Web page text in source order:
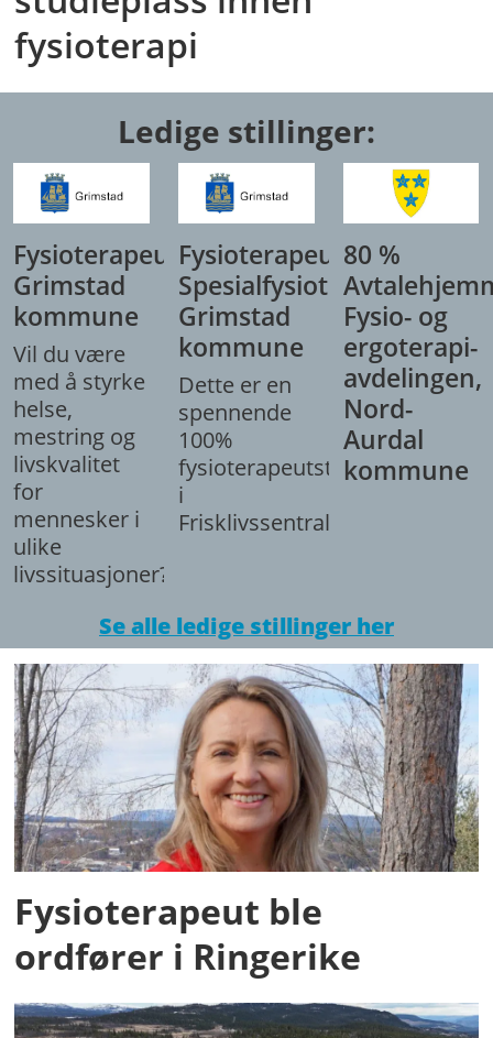
fysioterapi
Ledige stillinger:
Fysioterapeut,
Grimstad
kommune
Vil du være
med å styrke
helse,
mestring og
livskvalitet
for
mennesker i
ulike
livssituasjoner?
Fysioterapeut/
Spesialfysioterapeut,
Grimstad
kommune
Dette er en
spennende
100%
fysioterapeutstilling
i
Frisklivssentralen.
80 %
Fysio- og
ergoterapi-
avdelingen,
Nord-
Aurdal
kommune
Se alle ledige stillinger her
Fysioterapeut ble
ordfører i Ringerike